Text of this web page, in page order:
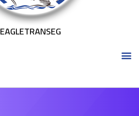
EAGLETRANSEG